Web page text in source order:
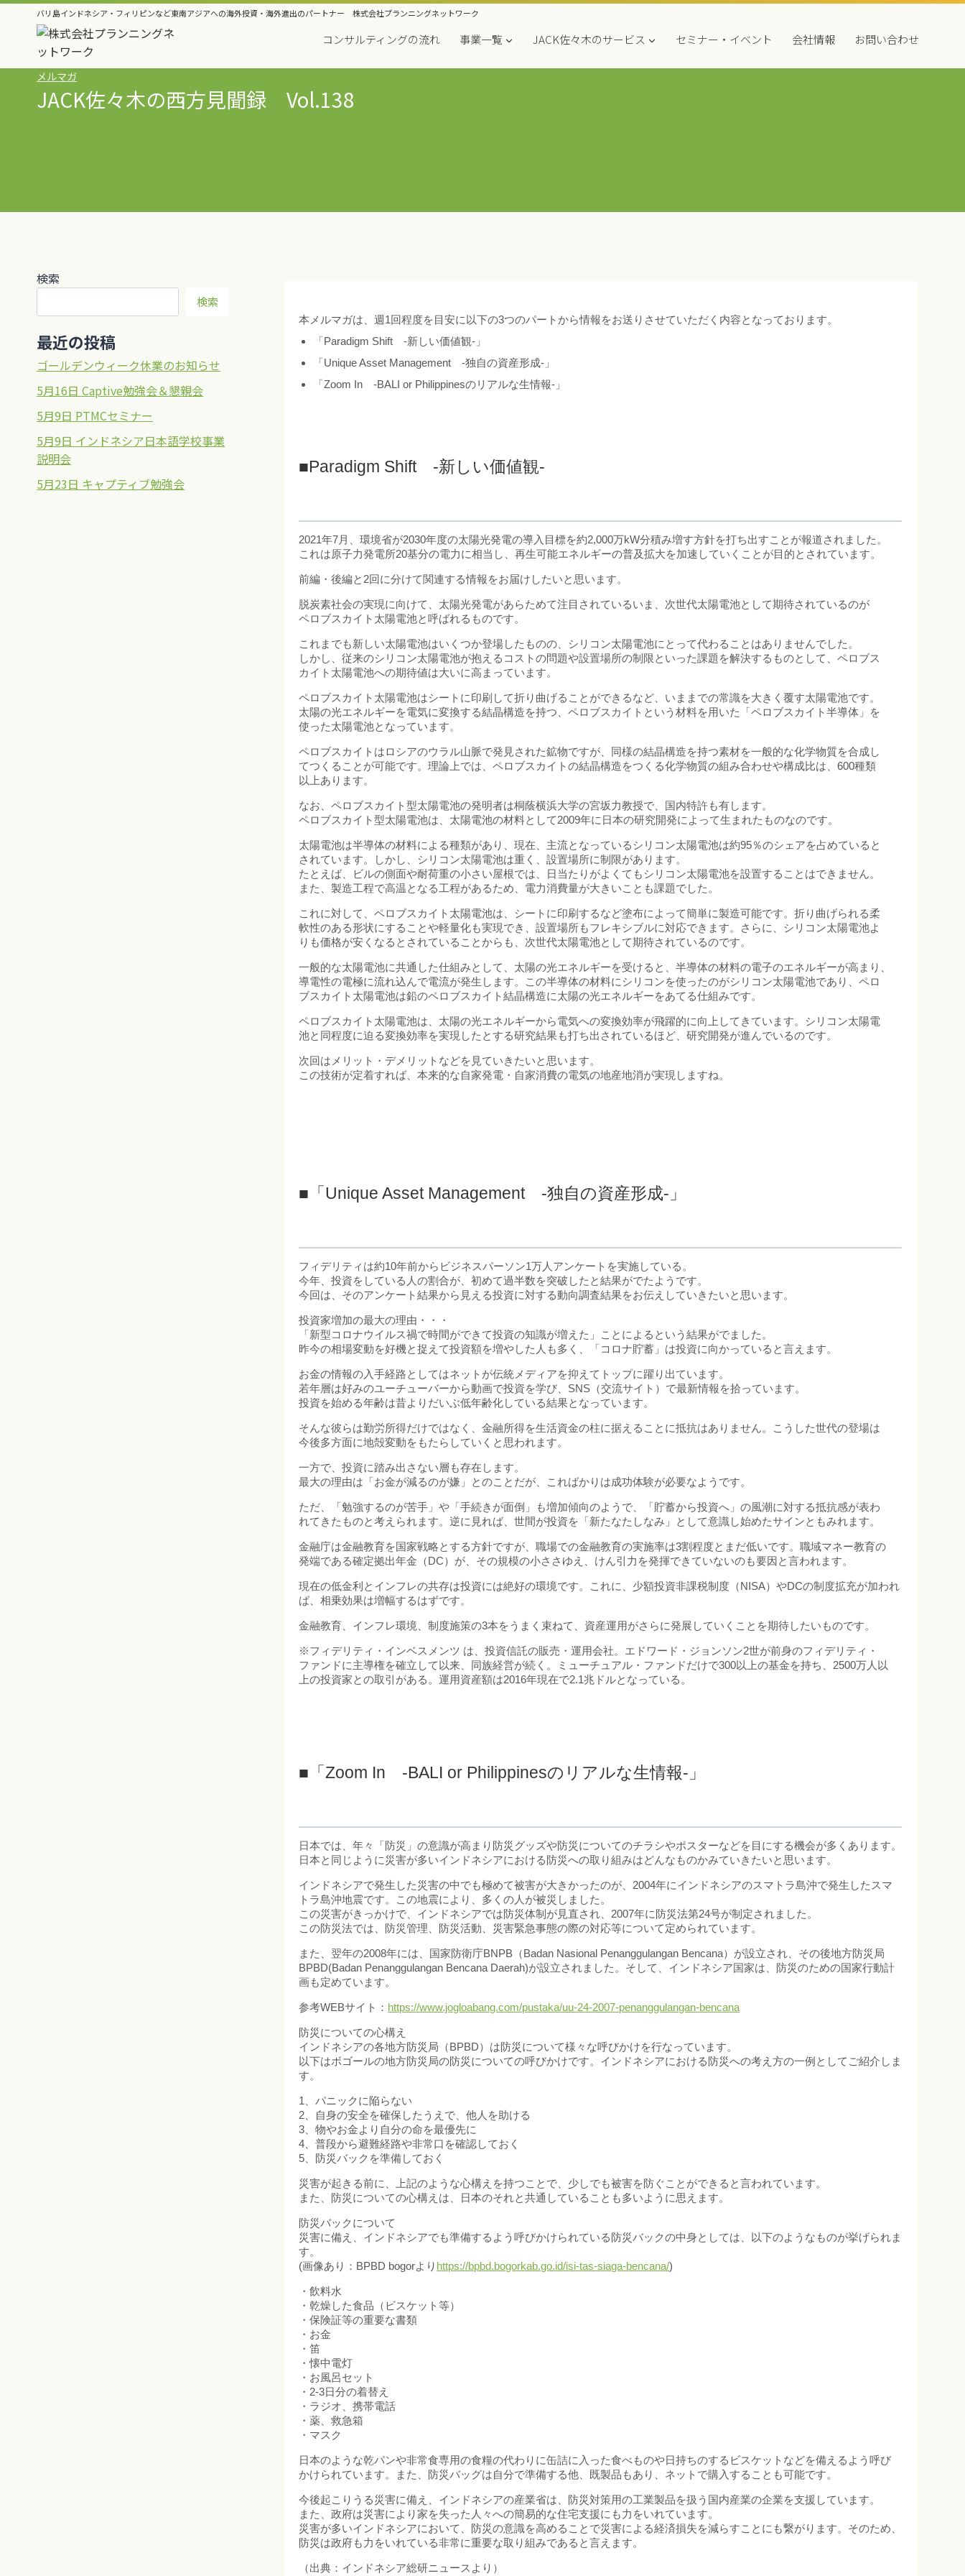
内
バリ島インドネシア・フィリピンなど東南アジアへの海外投資・海外進出のパートナー 株式会社プランニングネットワーク
コンサルティングの流れ 事業一覧 JACK佐々木のサービス セミナー・イベント 会社情報 お問い合わせ
メルマガ
JACK佐々木の西方見聞録 Vol.138
本メルマガは、週1回程度を目安に以下の3つのパートから情報をお送りさせていただく内容となっております。
「Paradigm Shift -新しい価値観-」
「Unique Asset Management -独自の資産形成-」
「Zoom In -BALI or Philippinesのリアルな生情報-」
■Paradigm Shift -新しい価値観-
2021年7月、環境省が2030年度の太陽光発電の導入目標を約2,000万kW分積み増す方針を打ち出すことが報道されました。
これは原子力発電所20基分の電力に相当し、再生可能エネルギーの普及拡大を加速していくことが目的とされています。
前編・後編と2回に分けて関連する情報をお届けしたいと思います。
脱炭素社会の実現に向けて、太陽光発電があらためて注目されているいま、次世代太陽電池として期待されているのが
ペロブスカイト太陽電池と呼ばれるものです。
これまでも新しい太陽電池はいくつか登場したものの、シリコン太陽電池にとって代わることはありませんでした。
しかし、従来のシリコン太陽電池が抱えるコストの問題や設置場所の制限といった課題を解決するものとして、ペロブス
カイト太陽電池への期待値は大いに高まっています。
ペロブスカイト太陽電池はシートに印刷して折り曲げることができるなど、いままでの常識を大きく覆す太陽電池です。
太陽の光エネルギーを電気に変換する結晶構造を持つ、ペロブスカイトという材料を用いた「ペロブスカイト半導体」を
使った太陽電池となっています。
ペロブスカイトはロシアのウラル山脈で発見された鉱物ですが、同様の結晶構造を持つ素材を一般的な化学物質を合成し
てつくることが可能です。理論上では、ペロブスカイトの結晶構造をつくる化学物質の組み合わせや構成比は、600種類
以上あります。
なお、ペロブスカイト型太陽電池の発明者は桐蔭横浜大学の宮坂力教授で、国内特許も有します。
ペロブスカイト型太陽電池は、太陽電池の材料として2009年に日本の研究開発によって生まれたものなのです。
太陽電池は半導体の材料による種類があり、現在、主流となっているシリコン太陽電池は約95％のシェアを占めていると
されています。しかし、シリコン太陽電池は重く、設置場所に制限があります。
たとえば、ビルの側面や耐荷重の小さい屋根では、日当たりがよくてもシリコン太陽電池を設置することはできません。
また、製造工程で高温となる工程があるため、電力消費量が大きいことも課題でした。
これに対して、ペロブスカイト太陽電池は、シートに印刷するなど塗布によって簡単に製造可能です。折り曲げられる柔
軟性のある形状にすることや軽量化も実現でき、設置場所もフレキシブルに対応できます。さらに、シリコン太陽電池よ
りも価格が安くなるとされていることからも、次世代太陽電池として期待されているのです。
一般的な太陽電池に共通した仕組みとして、太陽の光エネルギーを受けると、半導体の材料の電子のエネルギーが高まり、
導電性の電極に流れ込んで電流が発生します。この半導体の材料にシリコンを使ったのがシリコン太陽電池であり、ペロ
ブスカイト太陽電池は鉛のペロブスカイト結晶構造に太陽の光エネルギーをあてる仕組みです。
ペロブスカイト太陽電池は、太陽の光エネルギーから電気への変換効率が飛躍的に向上してきています。シリコン太陽電
池と同程度に迫る変換効率を実現したとする研究結果も打ち出されているほど、研究開発が進んでいるのです。
次回はメリット・デメリットなどを見ていきたいと思います。
この技術が定着すれば、本来的な自家発電・自家消費の電気の地産地消が実現しますね。
■「Unique Asset Management -独自の資産形成-」
フィデリティは約10年前からビジネスパーソン1万人アンケートを実施している。
今年、投資をしている人の割合が、初めて過半数を突破したと結果がでたようです。
今回は、そのアンケート結果から見える投資に対する動向調査結果をお伝えしていきたいと思います。
投資家増加の最大の理由・・・
「新型コロナウイルス禍で時間ができて投資の知識が増えた」ことによるという結果がでました。
昨今の相場変動を好機と捉えて投資額を増やした人も多く、「コロナ貯蓄」は投資に向かっていると言えます。
お金の情報の入手経路としてはネットが伝統メディアを抑えてトップに躍り出ています。
若年層は好みのユーチューバーから動画で投資を学び、SNS（交流サイト）で最新情報を拾っています。
投資を始める年齢は昔よりだいぶ低年齢化している結果となっています。
そんな彼らは勤労所得だけではなく、金融所得を生活資金の柱に据えることに抵抗はありません。こうした世代の登場は
今後多方面に地殻変動をもたらしていくと思われます。
一方で、投資に踏み出さない層も存在します。
最大の理由は「お金が減るのが嫌」とのことだが、こればかりは成功体験が必要なようです。
ただ、「勉強するのが苦手」や「手続きが面倒」も増加傾向のようで、「貯蓄から投資へ」の風潮に対する抵抗感が表わ
れてきたものと考えられます。逆に見れば、世間が投資を「新たなたしなみ」として意識し始めたサインともみれます。
金融庁は金融教育を国家戦略とする方針ですが、職場での金融教育の実施率は3割程度とまだ低いです。職域マネー教育の
発端である確定拠出年金（DC）が、その規模の小ささゆえ、けん引力を発揮できていないのも要因と言われます。
現在の低金利とインフレの共存は投資には絶好の環境です。これに、少額投資非課税制度（NISA）やDCの制度拡充が加われ
ば、相乗効果は増幅するはずです。
金融教育、インフレ環境、制度施策の3本をうまく束ねて、資産運用がさらに発展していくことを期待したいものです。
※フィデリティ・インベスメンツ は、投資信託の販売・運用会社。エドワード・ジョンソン2世が前身のフィデリティ・
ファンドに主導権を確立して以来、同族経営が続く。ミューチュアル・ファンドだけで300以上の基金を持ち、2500万人以
上の投資家との取引がある。運用資産額は2016年現在で2.1兆ドルとなっている。
■「Zoom In -BALI or Philippinesのリアルな生情報-」
日本では、年々「防災」の意識が高まり防災グッズや防災についてのチラシやポスターなどを目にする機会が多くあります。
日本と同じように災害が多いインドネシアにおける防災への取り組みはどんなものかみていきたいと思います。
インドネシアで発生した災害の中でも極めて被害が大きかったのが、2004年にインドネシアのスマトラ島沖で発生したスマ
トラ島沖地震です。この地震により、多くの人が被災しました。
この災害がきっかけで、インドネシアでは防災体制が見直され、2007年に防災法第24号が制定されました。
この防災法では、防災管理、防災活動、災害緊急事態の際の対応等について定められています。
また、翌年の2008年には、国家防衛庁BNPB（Badan Nasional Penanggulangan Bencana）が設立され、その後地方防災局
BPBD(Badan Penanggulangan Bencana Daerah)が設立されました。そして、インドネシア国家は、防災のための国家行動計
画も定めています。
参考WEBサイト： https://www.jogloabang.com/pustaka/uu-24-2007-penanggulangan-bencana
防災についての心構え
インドネシアの各地方防災局（BPBD）は防災について様々な呼びかけを行なっています。
以下はボゴールの地方防災局の防災についての呼びかけです。インドネシアにおける防災への考え方の一例としてご紹介しま
す。
1、パニックに陥らない
2、自身の安全を確保したうえで、他人を助ける
3、物やお金より自分の命を最優先に
4、普段から避難経路や非常口を確認しておく
5、防災バックを準備しておく
災害が起きる前に、上記のような心構えを持つことで、少しでも被害を防ぐことができると言われています。
また、防災についての心構えは、日本のそれと共通していることも多いように思えます。
防災バックについて
災害に備え、インドネシアでも準備するよう呼びかけられている防災バックの中身としては、以下のようなものが挙げられま
す。
(画像あり：BPBD bogorより https://bpbd.bogorkab.go.id/isi-tas-siaga-bencana/)
・飲料水
・乾燥した食品（ビスケット等）
・保険証等の重要な書類
・お金
・笛
・懐中電灯
・お風呂セット
・2-3日分の着替え
・ラジオ、携帯電話
・薬、救急箱
・マスク
日本のような乾パンや非常食専用の食糧の代わりに缶詰に入った食べものや日持ちのするビスケットなどを備えるよう呼び
かけられています。また、防災バッグは自分で準備する他、既製品もあり、ネットで購入することも可能です。
今後起こりうる災害に備え、インドネシアの産業省は、防災対策用の工業製品を扱う国内産業の企業を支援しています。
また、政府は災害により家を失った人々への簡易的な住宅支援にも力をいれています。
災害が多いインドネシアにおいて、防災の意識を高めることで災害による経済損失を減らすことにも繋がります。そのため、
防災は政府も力をいれている非常に重要な取り組みであると言えます。
（出典：インドネシア総研ニュースより）
検索
検索
最近の投稿
ゴールデンウィーク休業のお知らせ
5月16日 Captive勉強会＆懇親会
5月9日 PTMCセミナー
5月9日 インドネシア日本語学校事業
説明会
5月23日 キャプティブ勉強会